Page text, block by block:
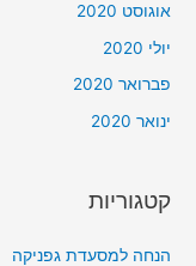
אוגוסט 2020
יולי 2020
פברואר 2020
ינואר 2020
קטגוריות
הנחה למסעדת גפניקה